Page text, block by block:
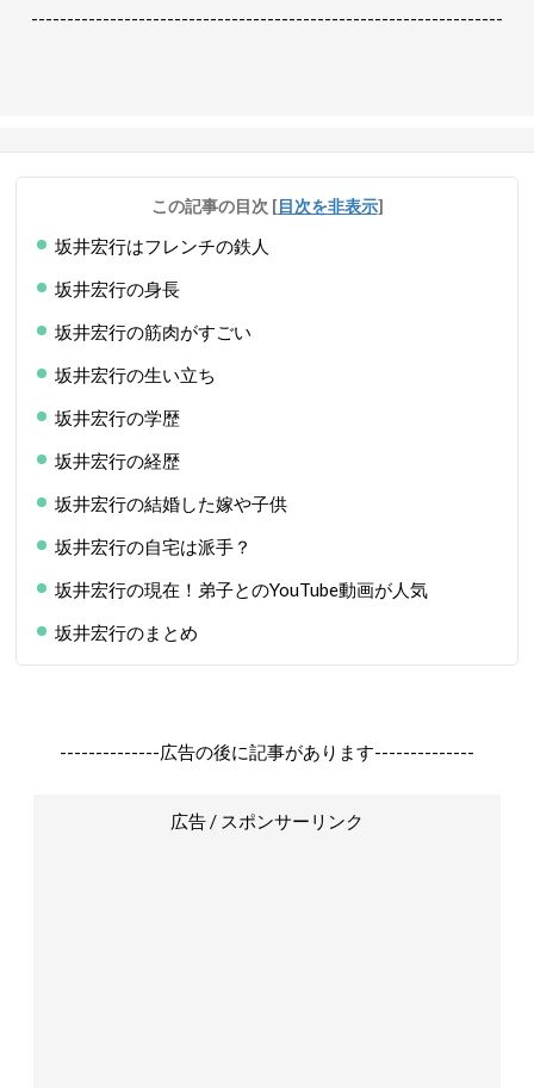
------------------------------------------------------------------
この記事の目次 [目次を非表示]
坂井宏行はフレンチの鉄人
坂井宏行の身長
坂井宏行の筋肉がすごい
坂井宏行の生い立ち
坂井宏行の学歴
坂井宏行の経歴
坂井宏行の結婚した嫁や子供
坂井宏行の自宅は派手？
坂井宏行の現在！弟子とのYouTube動画が人気
坂井宏行のまとめ
--------------広告の後に記事があります--------------
広告 / スポンサーリンク